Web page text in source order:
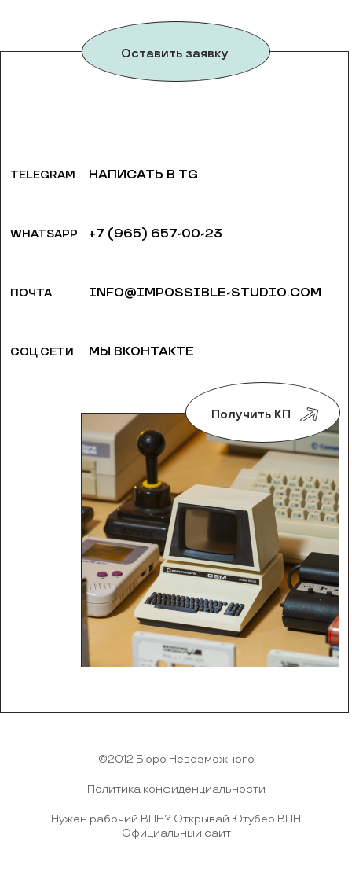
Оставить заявку
TELEGRAM
WHATSAPP
ПОЧТА
СОЦ.СЕТИ
НАПИСАТЬ В TG
+7 (965) 657-00-23
INFO@IMPOSSIBLE-STUDIO.COM
МЫ ВКОНТАКТЕ
Получить КП
©2012 Бюро Невозможного
Политика конфиденциальности
Нужен рабочий ВПН? Открывай Ютубер ВПН
Официальный сайт